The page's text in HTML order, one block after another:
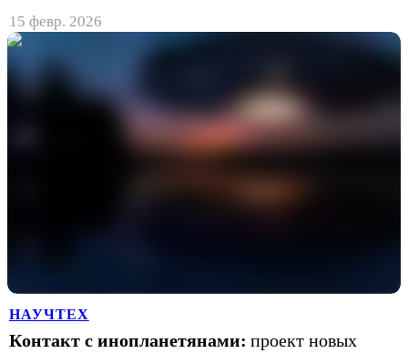
15 февр. 2026
НАУЧТЕХ
Контакт с инопланетянами: проект новых